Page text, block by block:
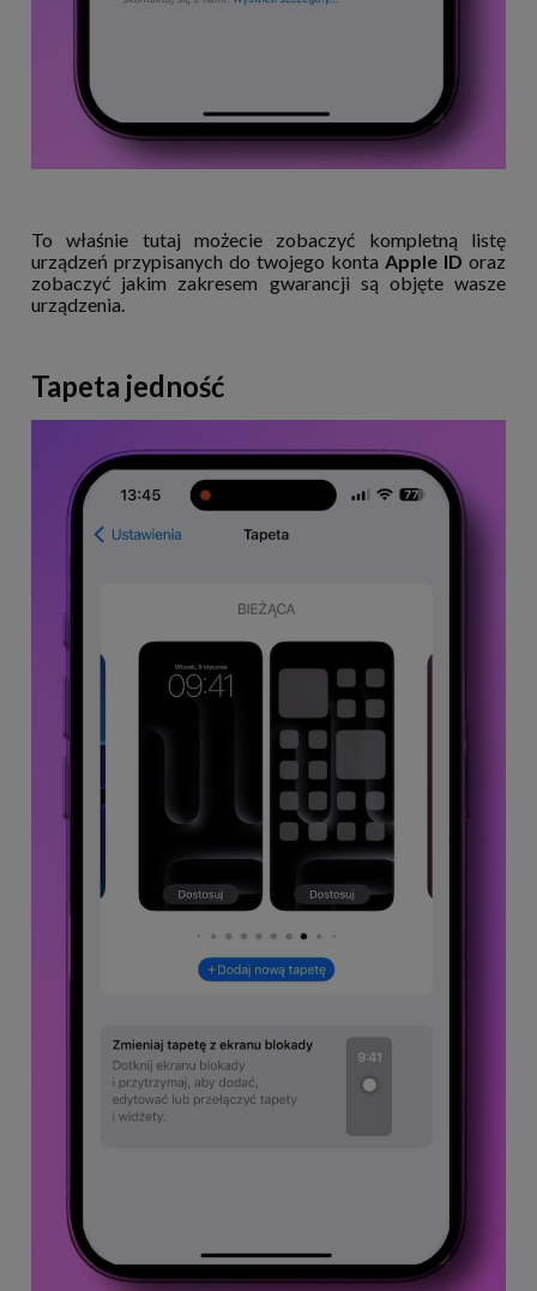
To właśnie tutaj możecie zobaczyć kompletną listę
urządzeń przypisanych do twojego konta Apple ID oraz
zobaczyć jakim zakresem gwarancji są objęte wasze
urządzenia.
Tapeta jedność